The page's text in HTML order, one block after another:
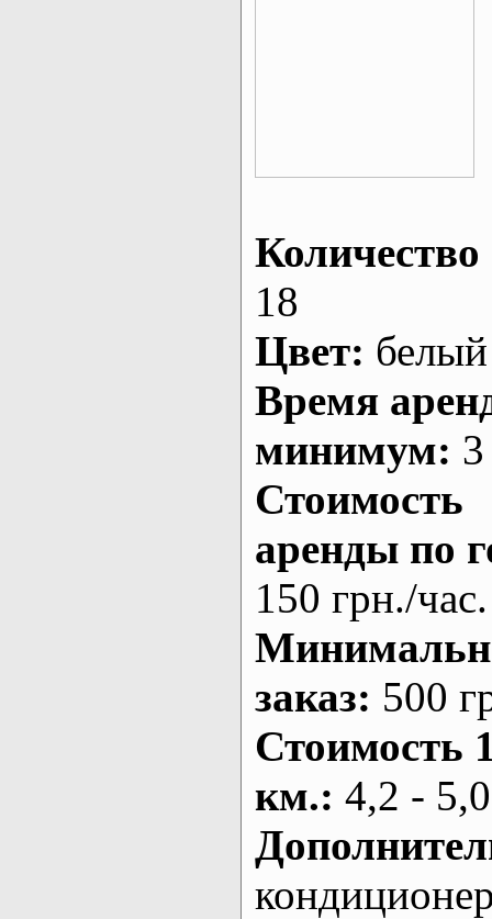
Количество
18
Цвет: белый
Время
минимум:
Стоимость
аренды по
150 грн./час.
заказ: 500
Стоимость
км.: 4,2 -